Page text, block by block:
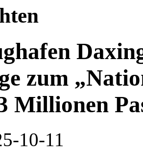
zum
Millionen
10-11